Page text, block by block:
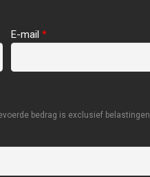
E-mail *
bedrag is exclusief belastingen.